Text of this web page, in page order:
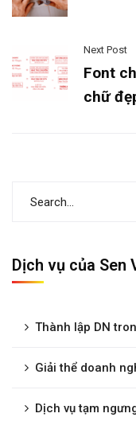
Next Post
Font
chữ
Dịch vụ của Sen
Thành lập DN
Giải thể doanh
Dịch vụ tạm